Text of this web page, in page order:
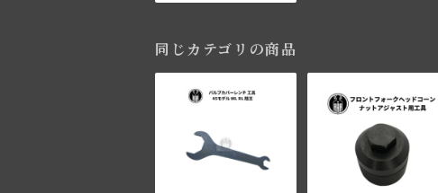
同じカテゴリの商品